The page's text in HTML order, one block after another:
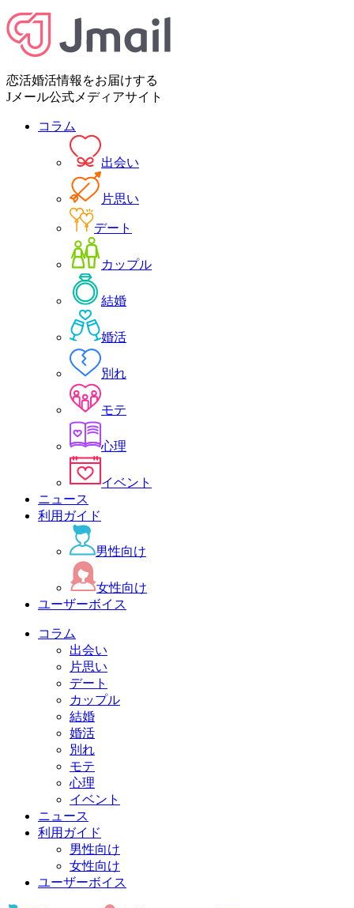
恋活婚活情報をお届けする
Jメール公式メディアサイト
コラム
出会い
片思い
デート
カップル
結婚
婚活
別れ
モテ
心理
イベント
ニュース
利用ガイド
男性向け
女性向け
ユーザーボイス
コラム
出会い
片思い
デート
カップル
結婚
婚活
別れ
モテ
心理
イベント
ニュース
利用ガイド
男性向け
女性向け
ユーザーボイス